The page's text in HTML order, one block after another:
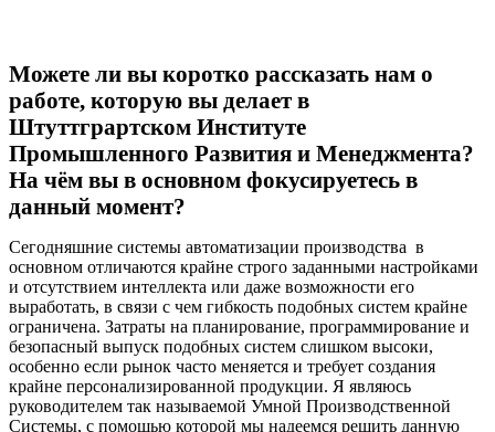
Можете ли вы коротко рассказать нам о
работе, которую вы делает в
Штуттграртском Институте
Промышленного Развития и Менеджмента?
На чём вы в основном фокусируетесь в
данный момент?
Сегодняшние системы автоматизации производства в
основном отличаются крайне строго заданными настройками
и отсутствием интеллекта или даже возможности его
выработать, в связи с чем гибкость подобных систем крайне
ограничена. Затраты на планирование, программирование и
безопасный выпуск подобных систем слишком высоки,
особенно если рынок часто меняется и требует создания
крайне персонализированной продукции. Я являюсь
руководителем так называемой Умной Производственной
Системы, с помощью которой мы надеемся решить данную